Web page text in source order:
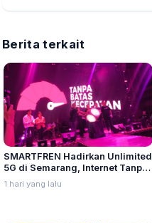
Berita terkait
SMARTFREN Hadirkan Unlimited
5G di Semarang, Internet Tanpa
Batas Kecepatan
1 hari yang lalu